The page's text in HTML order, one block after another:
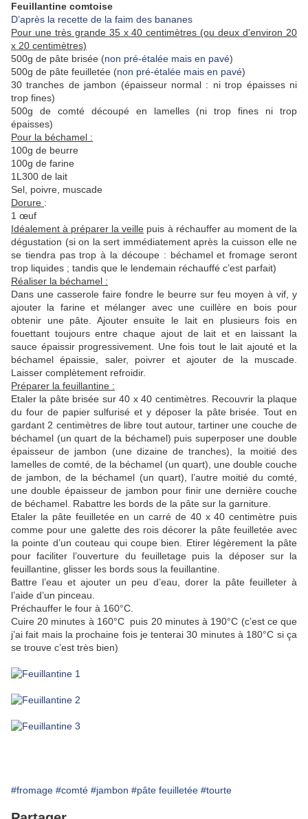
Feuillantine comtoise
D’après la recette de la faim des bananes
Pour une très grande 35 x 40 centimètres (ou deux d'environ 20
x 20 centimètres)
500g de pâte brisée (non pré-étalée mais en pavé)
500g de pâte feuilletée (non pré-étalée mais en pavé)
30 tranches de jambon (épaisseur normal : ni trop épaisses ni
trop fines)
500g de comté découpé en lamelles (ni trop fines ni trop
épaisses)
Pour la béchamel :
100g de beurre
100g de farine
1L300 de lait
Sel, poivre, muscade
Dorure :
1 œuf
Idéalement à préparer la veille puis à réchauffer au moment de la
dégustation (si on la sert immédiatement après la cuisson elle ne
se tiendra pas trop à la découpe : béchamel et fromage seront
trop liquides ; tandis que le lendemain réchauffé c’est parfait)
Réaliser la béchamel :
Dans une casserole faire fondre le beurre sur feu moyen à vif, y
ajouter la farine et mélanger avec une cuillère en bois pour
obtenir une pâte. Ajouter ensuite le lait en plusieurs fois en
fouettant toujours entre chaque ajout de lait et en laissant la
sauce épaissir progressivement. Une fois tout le lait ajouté et la
béchamel épaissie, saler, poivrer et ajouter de la muscade.
Laisser complètement refroidir.
Préparer la feuillantine :
Etaler la pâte brisée sur 40 x 40 centimètres. Recouvrir la plaque
du four de papier sulfurisé et y déposer la pâte brisée. Tout en
gardant 2 centimètres de libre tout autour, tartiner une couche de
béchamel (un quart de la béchamel) puis superposer une double
épaisseur de jambon (une dizaine de tranches), la moitié des
lamelles de comté, de la béchamel (un quart), une double couche
de jambon, de la béchamel (un quart), l’autre moitié du comté,
une double épaisseur de jambon pour finir une dernière couche
de béchamel. Rabattre les bords de la pâte sur la garniture.
Etaler la pâte feuilletée en un carré de 40 x 40 centimètre puis
comme pour une galette des rois décorer la pâte feuilletée avec
la pointe d’un couteau qui coupe bien. Etirer légèrement la pâte
pour faciliter l’ouverture du feuilletage puis la déposer sur la
feuillantine, glisser les bords sous la feuillantine.
Battre l’eau et ajouter un peu d’eau, dorer la pâte feuilleter à
l’aide d’un pinceau.
Préchauffer le four à 160°C.
Cuire 20 minutes à 160°C puis 20 minutes à 190°C (c’est ce que
j’ai fait mais la prochaine fois je tenterai 30 minutes à 180°C si ça
se trouve c’est très bien)
#fromage #comté #jambon #pâte feuilletée #tourte